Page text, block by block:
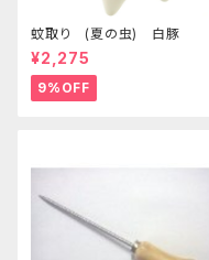
蚊取り (夏の虫) 白豚
¥2,275
9%OFF